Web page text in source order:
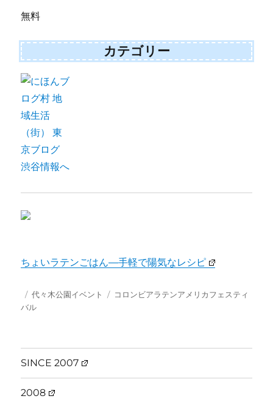
無料
カテゴリー
ちょいラテンごはん―手軽で陽気なレシピ
投
稿
カ
テ
代々木公園イベント
タ
コロンビアラテンアメリカフェスティ
バル
SINCE 2007
2008